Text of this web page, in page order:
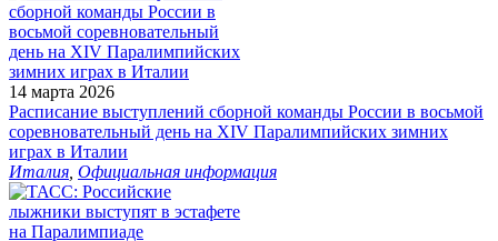
14 марта 2026
Расписание выступлений сборной команды России в восьмой
соревновательный день на XIV Паралимпийских зимних
играх в Италии
Италия Официальная информация